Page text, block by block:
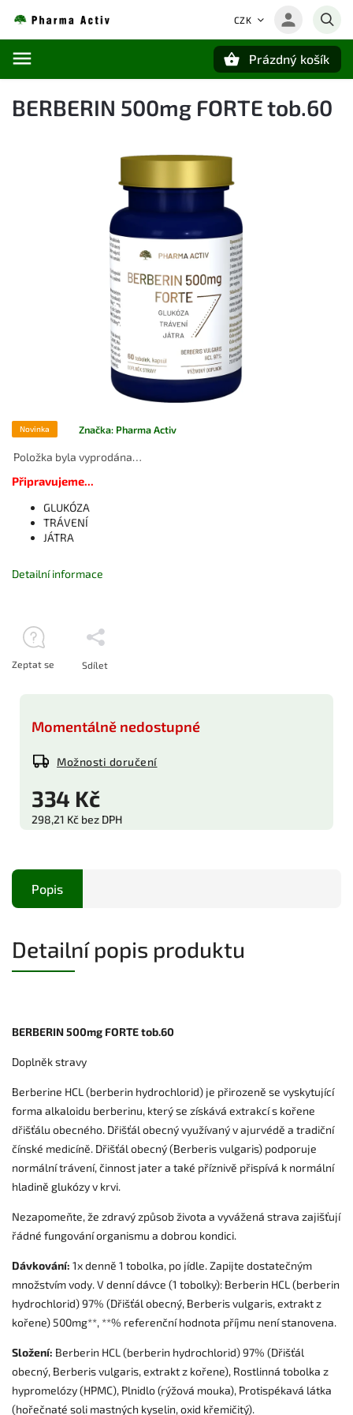
CZK
Prázdný košík
BERBERIN 500mg FORTE tob.60
Novinka Značka: Pharma Activ
334 Kč
298,21 Kč bez DPH
Momentálně nedostupné
Možnosti doručení
Položka byla vyprodána…
Připravujeme...
GLUKÓZA
TRÁVENÍ
JÁTRA
Detailní informace
Zeptat se Sdílet
Popis
Detailní popis produktu
BERBERIN 500mg FORTE tob.60
Doplněk stravy
Berberine HCL (berberin hydrochlorid) je přirozeně se vyskytující
forma alkaloidu berberinu, který se získává extrakcí s kořene
dřišťálu obecného. Dřišťál obecný využívaný v ajurvédě a tradiční
čínské medicíně. Dřišťál obecný (Berberis vulgaris) podporuje
normální trávení, činnost jater a také příznivě přispívá k normální
hladině glukózy v krvi.
Nezapomeňte, že zdravý způsob života a vyvážená strava zajišťují
řádné fungování organismu a dobrou kondici.
Dávkování: 1x denně 1 tobolka, po jídle. Zapijte dostatečným
množstvím vody. V denní dávce (1 tobolky): Berberin HCL (berberin
hydrochlorid) 97% (Dřišťál obecný, Berberis vulgaris, extrakt z
kořene) 500mg**, **% referenční hodnota příjmu není stanovena.
Složení: Berberin HCL (berberin hydrochlorid) 97% (Dřišťál
obecný, Berberis vulgaris, extrakt z kořene), Rostlinná tobolka z
hypromelózy (HPMC), Plnidlo (rýžová mouka), Protispékavá látka
(hořečnaté soli mastných kyselin, oxid křemičitý).